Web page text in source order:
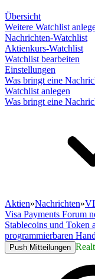
Übersicht
Weitere Watchlist
Nachrichten-Watchlist
Aktienkurs-Watchlist
Watchlist bearbeiten
Einstellungen
Was bringt eine
Watchlist anlegen
Was bringt eine
Aktien»Nachrichten»
Visa Payments Forum
Stablecoins und Token
programmierbaren
Push Mitteilungen